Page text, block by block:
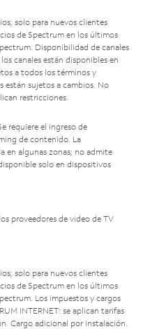
solo para nuevos clientes
de Spectrum en los últimos
Disponibilidad de canales
canales están disponibles en
a todos los términos y
están sujetos a cambios. No
restricciones.
requiere el ingreso de
de contenido. La
en algunas zonas; no admite
solo en dispositivos
proveedores de video de TV
solo para nuevos clientes
de Spectrum en los últimos
Los impuestos y cargos
INTERNET: se aplican tarifas
Cargo adicional por instalación.